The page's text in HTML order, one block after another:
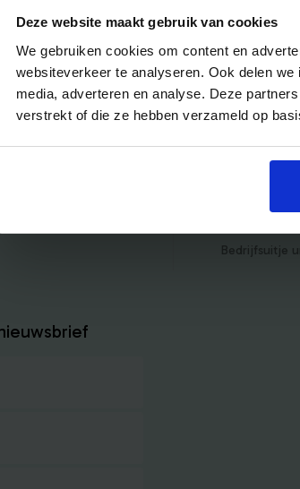
Deze website maakt gebruik van cookies
We gebruiken cookies om content en
websiteverkeer te analyseren. Ook delen
media, adverteren en analyse. Deze
verstrekt of die ze hebben verzameld op
& Geschenken
Bedrijfsuitjes
Bedrijfsuitje
Bedrijfsuitje
Bedrijfsuitje
Bedrijfsuitje
Bedrijfsuitje